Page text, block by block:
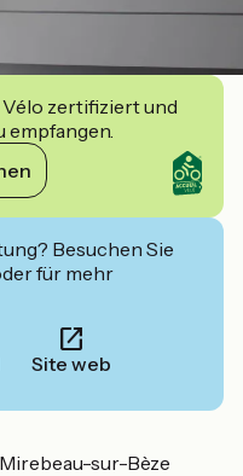
Vélo zertifiziert und
empfangen.
Besuchen Sie
für mehr
Site web
sur-Bèze